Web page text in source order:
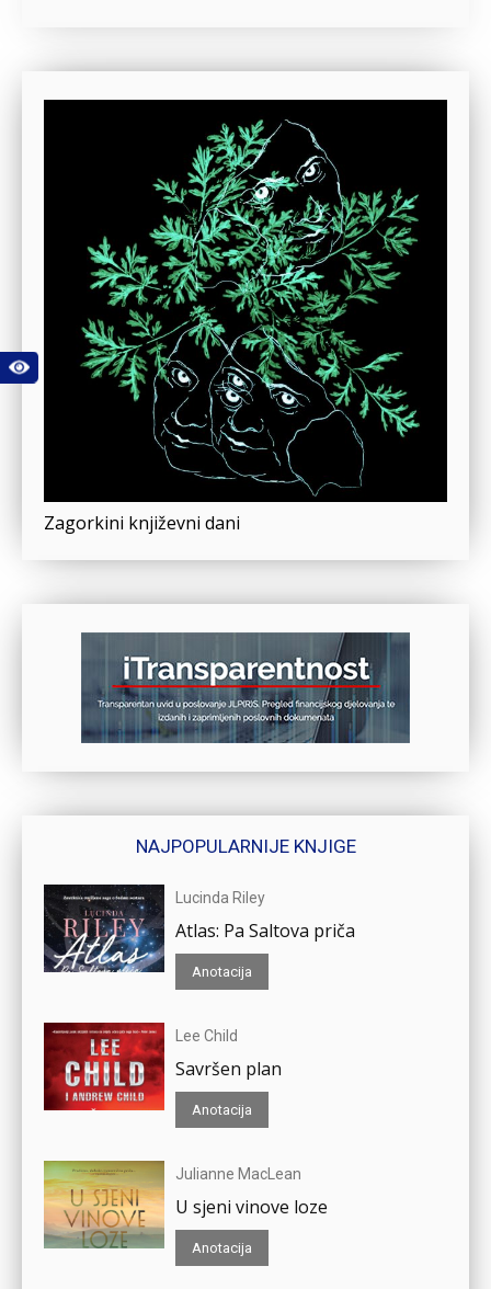
Zagorkini književni dani
NAJPOPULARNIJE KNJIGE
Lucinda Riley
Atlas: Pa Saltova priča
Anotacija
Lee Child
Savršen plan
Anotacija
Julianne MacLean
U sjeni vinove loze
Anotacija